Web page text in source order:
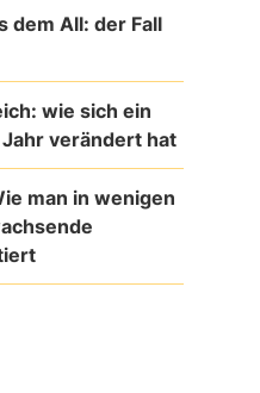
dem All: der Fall
wie sich ein
verändert hat
man in wenigen